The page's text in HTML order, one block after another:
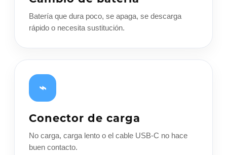
Batería que dura poco, se apaga, se descarga
rápido o necesita sustitución.
⌁
Conector de carga
No carga, carga lento o el cable USB-C no hace
buen contacto.